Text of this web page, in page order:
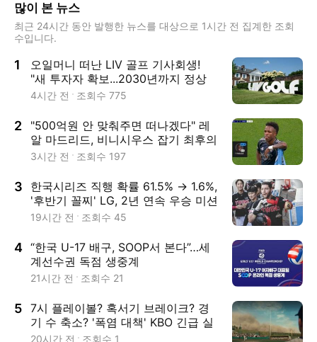
많이 본 뉴스
최근 24시간 동안 발행한 뉴스를 대상으로 1시간 전 집계한 조회
수입니다.
1
오일머니 떠난 LIV 골프 기사회생!
"새 투자자 확보...2030년까지 정상
운영 문제없다"
4시간 전 조회수 775
2
"500억원 안 맞춰주면 떠나겠다" 레
알 마드리드, 비니시우스 잡기 최후의
총력전...아스널 구애 따돌리나
3시간 전 조회수 197
3
한국시리즈 직행 확률 61.5% → 1.6%,
'후반기 꼴찌' LG, 2년 연속 우승 미션
이번에도 실패하나
19시간 전 조회수 45
4 “한국 U-17 배구, SOOP서 본다”…세
계선수권 독점 생중계
21시간 전 조회수 21
5 7시 플레이볼? 혹서기 브레이크? 경
기 수 축소? '폭염 대책' KBO 긴급 실
행위원회, 어떤 논의 오갈까
20시간 전 조회수 1